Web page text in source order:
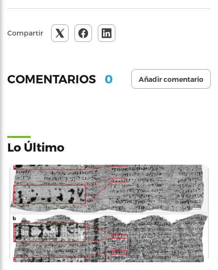
Compartir
COMENTARIOS 0 Añadir comentario
Lo Último